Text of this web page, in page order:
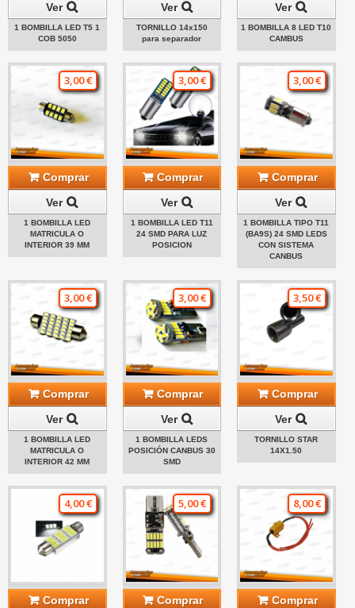
Ver
1 BOMBILLA LED T5 1
COB 5050
Ver
TORNILLO 14x150
para separador
Ver
1 BOMBILLA 8 LED T10
CAMBUS
3,00 €
Comprar
Ver
1 BOMBILLA LED
MATRICULA O
INTERIOR 39 MM
3,00 €
Comprar
Ver
1 BOMBILLA LED T11
24 SMD PARA LUZ
POSICION
3,00 €
Comprar
Ver
1 BOMBILLA TIPO T11
(BA9S) 24 SMD LEDS
CON SISTEMA
CANBUS
3,00 €
Comprar
Ver
1 BOMBILLA LED
MATRICULA O
INTERIOR 42 MM
3,00 €
Comprar
Ver
1 BOMBILLA LEDS
POSICIÓN CANBUS 30
SMD
3,50 €
Comprar
Ver
TORNILLO STAR
14X1.50
4,00 €
Comprar
5,00 €
Comprar
8,00 €
Comprar